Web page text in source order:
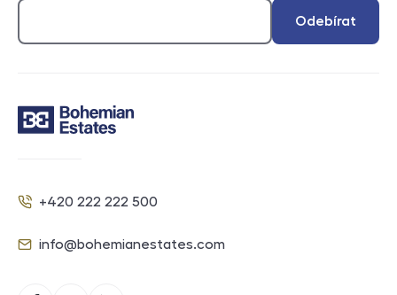
Odebírat
Telefon
+420 222 222 500
E-mail
info@bohemianestates.com